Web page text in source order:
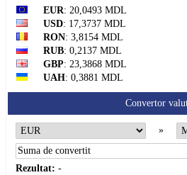
EUR: 20,0493 MDL
USD: 17,3737 MDL
RON: 3,8154 MDL
RUB: 0,2137 MDL
GBP: 23,3868 MDL
UAH: 0,3881 MDL
Convertor
»
Rezultat: -